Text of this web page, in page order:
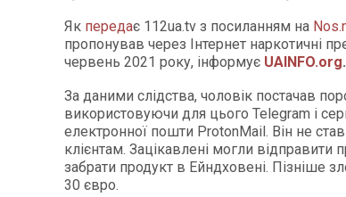
Як передає 112ua.tv з посиланням на
пропонував через Інтернет наркотичні
червень 2021 року, інформує UAINFO.org.
За даними слідства, чоловік постачав
використовуючи для цього Telegram і
електронної пошти ProtonMail. Він не
клієнтам. Зацікавлені могли
забрати продукт в Ейндховені. Пізніше
30 євро.